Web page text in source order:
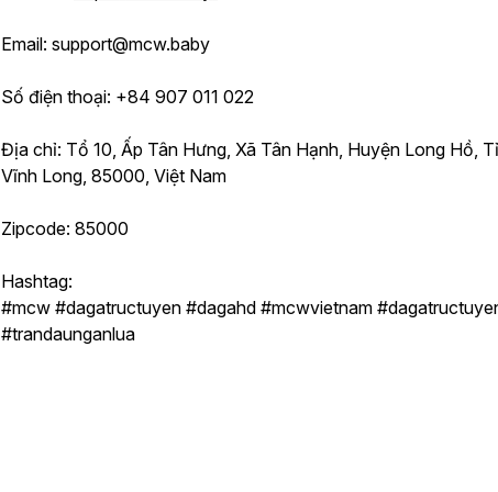
Email: support@mcw.baby
Số điện thoại: +84 907 011 022
Địa chỉ: Tổ 10, Ấp Tân Hưng, Xã Tân Hạnh, Huyện Long Hồ,
Vĩnh Long, 85000, Việt Nam
Zipcode: 85000
Hashtag:
#mcw #dagatructuyen #dagahd #mcwvietnam
#trandaunganlua